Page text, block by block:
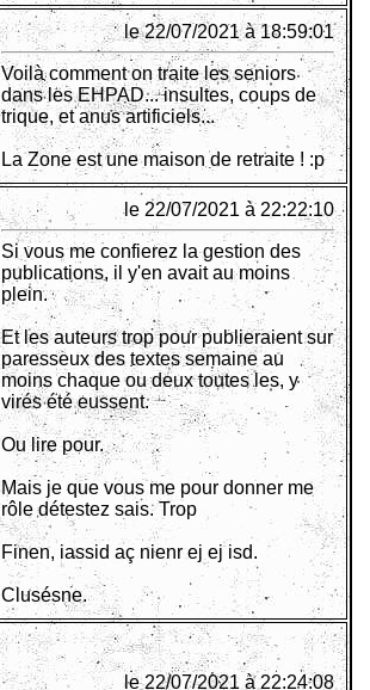
le 22/07/2021 à 18:59:01
Voilà comment on traite les seniors
dans les EHPAD... insultes, coups de
trique, et anus artificiels...
La Zone est une maison de retraite ! :p
le 22/07/2021 à 22:22:10
Si vous me confierez la gestion des
publications, il y'en avait au moins
plein.
Et les auteurs trop pour publieraient sur
paresseux des textes semaine au
moins chaque ou deux toutes les, y
virés été eussent.
Ou lire pour.
Mais je que vous me pour donner me
rôle détestez sais. Trop
Finen, iassid aç nienr ej ej isd.
Clusésne.
le 22/07/2021 à 22:24:08